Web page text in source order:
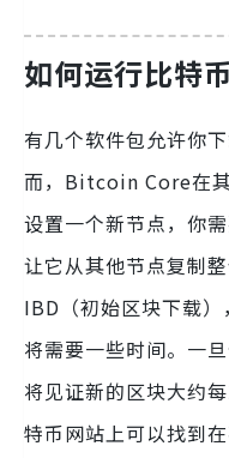
如何运行比特
有几个软件包允许你
而，Bitcoin Core在
设置一个新节点，你
让它从其他节点复制
IBD（初始区块下载
将需要一些时间。一
将见证新的区块大约
特币网站上可以找到